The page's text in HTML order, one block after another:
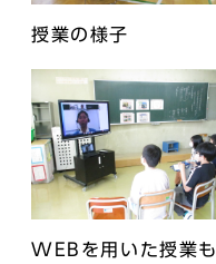
授業の様子
WEBを用いた授業も